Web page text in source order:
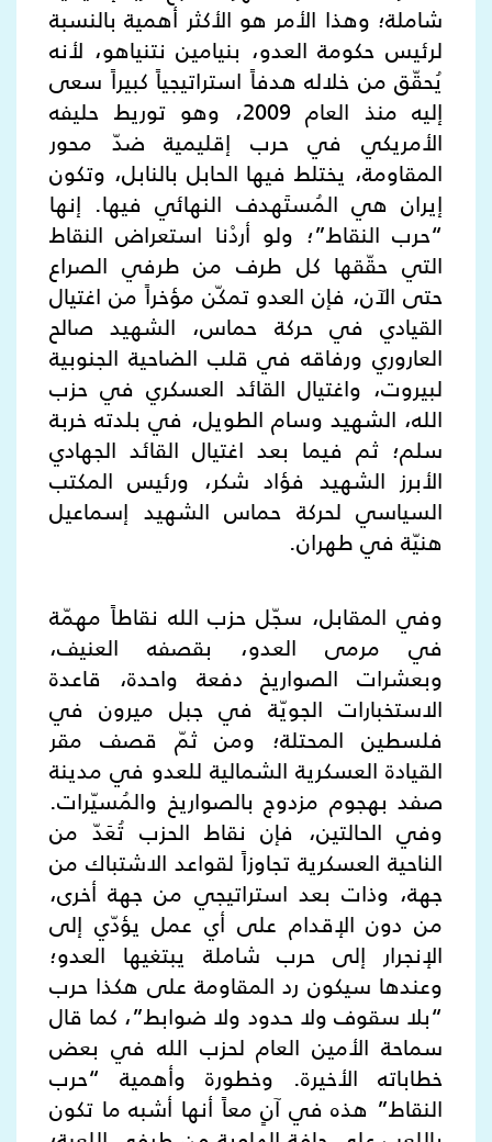
شاملة؛ وهذا الأمر هو الأكثر أهمية بالنسبة
لرئيس حكومة العدو، بنيامين نتنياهو، لأنه
يُحقّق من خلاله هدفاً استراتيجياً كبيراً سعى
إليه منذ العام 2009، وهو توريط حليفه
الأمريكي في حرب إقليمية ضدّ محور
المقاومة، يختلط فيها الحابل بالنابل، وتكون
إيران هي المُستَهدف النهائي فيها. إنها
“حرب النقاط”؛ ولو أردْنا استعراض النقاط
التي حقّقها كل طرف من طرفي الصراع
حتى الآن، فإن العدو تمكّن مؤخراً من اغتيال
القيادي في حركة حماس، الشهيد صالح
العاروري ورفاقه في قلب الضاحية الجنوبية
لبيروت، واغتيال القائد العسكري في حزب
الله، الشهيد وسام الطويل، في بلدته خربة
سلم؛ ثم فيما بعد اغتيال القائد الجهادي
الأبرز الشهيد فؤاد شكر، ورئيس المكتب
السياسي لحركة حماس الشهيد إسماعيل
هنيّة في طهران.
وفي المقابل، سجّل حزب الله نقاطاً مهمّة
في مرمى العدو، بقصفه العنيف،
وبعشرات الصواريخ دفعة واحدة، قاعدة
الاستخبارات الجويّة في جبل ميرون في
فلسطين المحتلة؛ ومن ثمّ قصف مقر
القيادة العسكرية الشمالية للعدو في مدينة
صفد بهجوم مزدوج بالصواريخ والمُسيّرات.
وفي الحالتين، فإن نقاط الحزب تُعَدّ من
الناحية العسكرية تجاوزاً لقواعد الاشتباك من
جهة، وذات بعد استراتيجي من جهة أخرى،
من دون الإقدام على أي عمل يؤدّي إلى
الإنجرار إلى حرب شاملة يبتغيها العدو؛
وعندها سيكون رد المقاومة على هكذا حرب
“بلا سقوف ولا حدود ولا ضوابط”، كما قال
سماحة الأمين العام لحزب الله في بعض
خطاباته الأخيرة. وخطورة وأهمية “حرب
النقاط” هذه في آنٍ معاً أنها أشبه ما تكون